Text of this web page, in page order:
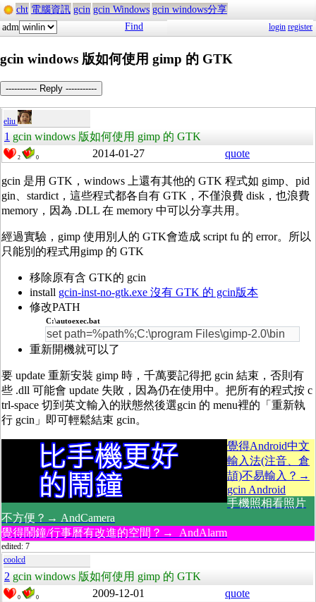
cht 電腦資訊 gcin gcin Windows gcin windows分享
adm
Find login register
gcin windows 版如何使用 gimp 的 GTK
----------- Reply -----------
eliu
1 gcin windows 版如何使用 gimp 的 GTK
2 0 2014-01-27 quote
gcin 是用 GTK，windows 上還有其他的 GTK 程式如 gimp、pid
gin、stardict，這些程式都各自有 GTK，不僅浪費 disk，也浪費
memory，因為 .DLL 在 memory 中可以分享共用。
經過實驗，gimp 使用別人的 GTK會造成 script fu 的 error。所以
只能別的程式用gimp 的 GTK
移除原有含 GTK的 gcin
install gcin-inst-no-gtk.exe 沒有 GTK 的 gcin版本
修改PATH
C:\autoexec.bat
set path=%path%;C:\program Files\gimp-2.0\bin
重新開機就可以了
要 update 重新安裝 gimp 時，千萬要記得把 gcin 結束，否則有
些 .dll 可能會 update 失敗，因為仍在使用中。把所有的程式按 c
trl-space 切到英文輸入的狀態然後選gcin 的 menu裡的「重新執
行 gcin」即可輕鬆結束 gcin。
覺得Android中文
輸入法(注音、倉
頡)不易輸入？→
gcin Android
手機照相看照片
不方便？→ AndCamera
覺得鬧鐘/行事曆有改進的空間？→ AndAlarm
edited: 7
coolcd
2 gcin windows 版如何使用 gimp 的 GTK
0 0 2009-12-01 quote